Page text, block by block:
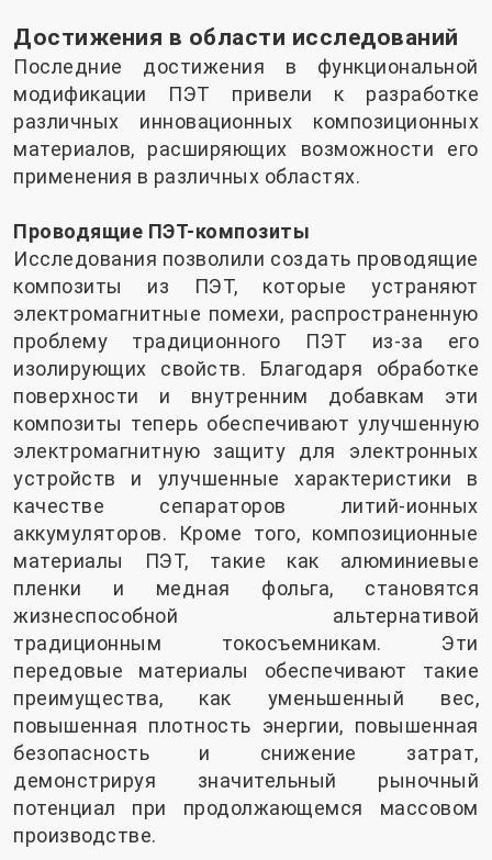
Достижения в области исследований
Последние достижения в функциональной
модификации ПЭТ привели к разработке
различных инновационных композиционных
материалов, расширяющих возможности его
применения в различных областях.
Проводящие ПЭТ-композиты
Исследования позволили создать проводящие
композиты из ПЭТ, которые устраняют
электромагнитные помехи, распространенную
проблему традиционного ПЭТ из-за его
изолирующих свойств. Благодаря обработке
поверхности и внутренним добавкам эти
композиты теперь обеспечивают улучшенную
электромагнитную защиту для электронных
устройств и улучшенные характеристики в
качестве сепараторов литий-ионных
аккумуляторов. Кроме того, композиционные
материалы ПЭТ, такие как алюминиевые
пленки и медная фольга, становятся
жизнеспособной альтернативой
традиционным токосъемникам. Эти
передовые материалы обеспечивают такие
преимущества, как уменьшенный вес,
повышенная плотность энергии, повышенная
безопасность и снижение затрат,
демонстрируя значительный рыночный
потенциал при продолжающемся массовом
производстве.